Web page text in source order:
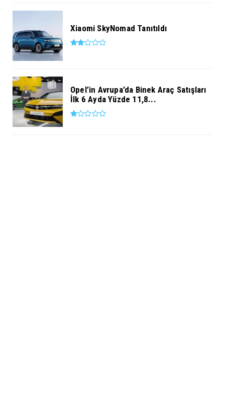
Xiaomi SkyNomad Tanıtıldı
Opel’in Avrupa’da Binek Araç Satışları
İlk 6 Ayda Yüzde 11,8...